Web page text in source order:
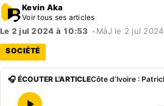
Kevin Aka
Voir tous ses articles
Le 2 jul 2024 à 10:53 • MàJ le 2 jul 2024
SOCIÉTÉ
🎧 ÉCOUTER L'ARTICLE